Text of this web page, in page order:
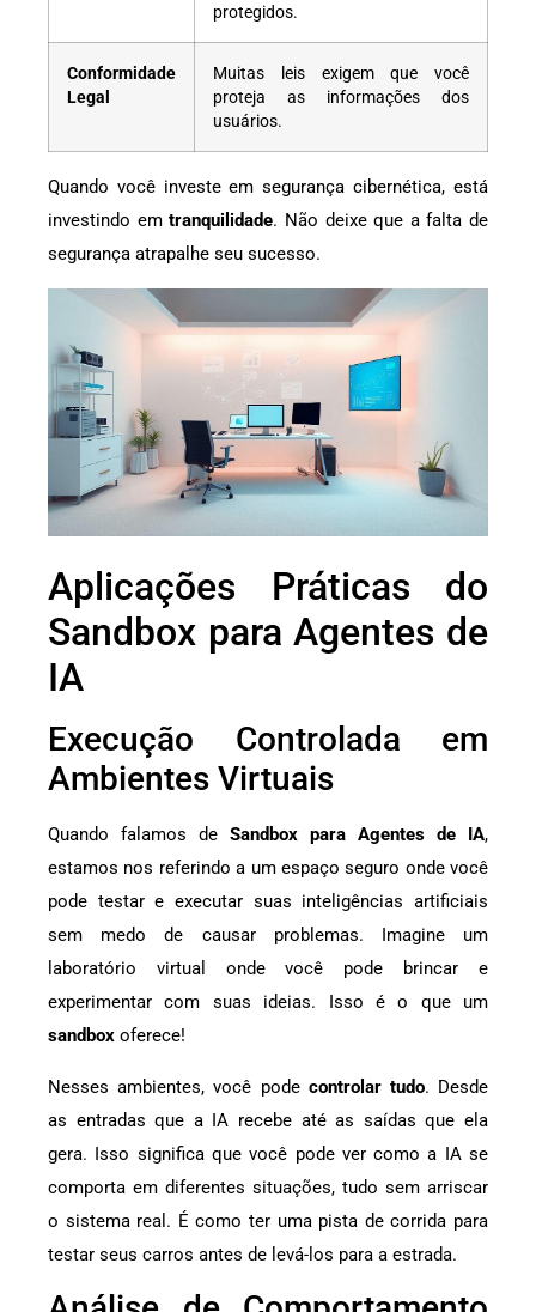
protegidos.
Conformidade
Legal
Muitas leis exigem que você
proteja as informações dos
usuários.
Quando você investe em segurança cibernética, está
investindo emtranquilidade. Não deixe que a falta de
segurança atrapalhe seu sucesso.
Aplicações Práticas do
Sandbox para Agentes de
IA
Execução Controlada em
Ambientes Virtuais
Quando falamos de Sandbox para Agentes de IA,
estamos nos referindo a um espaço seguro onde você
pode testar e executar suas inteligências artificiais
sem medo de causar problemas. Imagine um
laboratório virtual onde você pode brincar e
experimentar com suas ideias. Isso é o que um
sandbox oferece!
Nesses ambientes, você pode controlar tudo. Desde
as entradas que a IA recebe até as saídas que ela
gera. Isso significa que você pode ver como a IA se
comporta em diferentes situações, tudo sem arriscar
o sistema real. É como ter uma pista de corrida para
testar seus carros antes de levá-los para a estrada.